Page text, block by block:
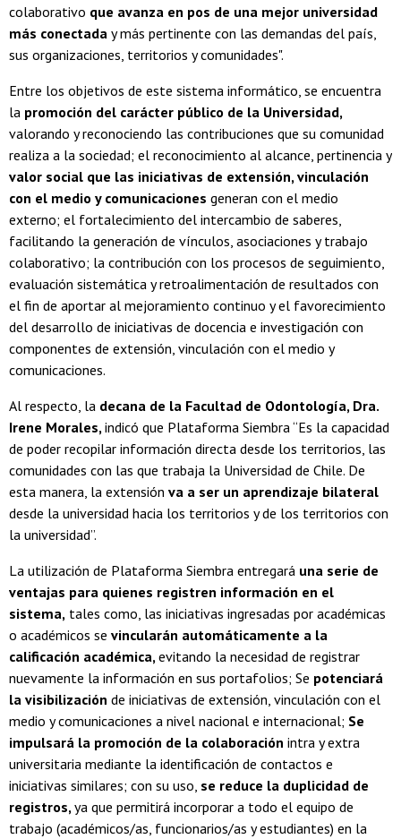
colaborativo que avanza en pos de una mejor universidad
más conectada y más pertinente con las demandas del país,
sus organizaciones, territorios y comunidades".
Entre los objetivos de este sistema informático, se encuentra
la promoción del carácter público de la Universidad,
valorando y reconociendo las contribuciones que su comunidad
realiza a la sociedad; el reconocimiento al alcance, pertinencia y
valor social que las iniciativas de extensión, vinculación
con el medio y comunicaciones generan con el medio
externo; el fortalecimiento del intercambio de saberes,
facilitando la generación de vínculos, asociaciones y trabajo
colaborativo; la contribución con los procesos de seguimiento,
evaluación sistemática y retroalimentación de resultados con
el fin de aportar al mejoramiento continuo y el favorecimiento
del desarrollo de iniciativas de docencia e investigación con
componentes de extensión, vinculación con el medio y
comunicaciones.
Al respecto, la decana de la Facultad de Odontología, Dra.
Irene Morales, indicó que Plataforma Siembra “Es la capacidad
de poder recopilar información directa desde los territorios, las
comunidades con las que trabaja la Universidad de Chile. De
esta manera, la extensión va a ser un aprendizaje bilateral
desde la universidad hacia los territorios y de los territorios con
la universidad”.
La utilización de Plataforma Siembra entregará una serie de
ventajas para quienes registren información en el
sistema, tales como, las iniciativas ingresadas por académicas
o académicos se vincularán automáticamente a la
calificación académica, evitando la necesidad de registrar
nuevamente la información en sus portafolios; Se potenciará
la visibilización de iniciativas de extensión, vinculación con el
medio y comunicaciones a nivel nacional e internacional; Se
impulsará la promoción de la colaboración intra y extra
universitaria mediante la identificación de contactos e
iniciativas similares; con su uso, se reduce la duplicidad de
registros, ya que permitirá incorporar a todo el equipo de
trabajo (académicos/as, funcionarios/as y estudiantes) en la